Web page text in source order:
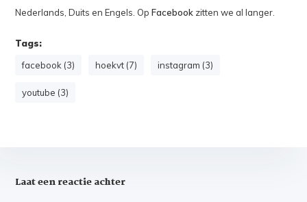
Nederlands, Duits en Engels. OpFacebook zitten we al langer.
Tags:
facebook (3)
hoekvt (7) instagram (3)
youtube (3)
Laat een reactie achter